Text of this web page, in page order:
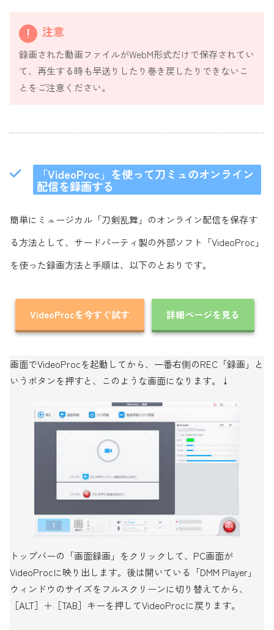
注意
録画された動画ファイルがWebM形式だけで保存されてい
て、再生する時も早送りしたり巻き戻したりできないこ
とをご注意ください。
「VideoProc」を使って刀ミュのオンライン
配信を録画する
簡単にミュージカル「刀剣乱舞」のオンライン配信を保存す
る方法として、サードパーティ製の外部ソフト「VideoProc」
を使った録画方法と手順は、以下のとおりです。
VideoProcを今すぐ試す 詳細ページを見る
画面でVideoProcを起動してから、一番右側のREC「録画」と
いうボタンを押すと、このような画面になります。↓
トップバーの「画面録画」をクリックして、PC画面が
VideoProcに映り出します。後は開いている「DMM Player」
ウィンドウのサイズをフルスクリーンに切り替えてから、
［ALT］＋［TAB］キーを押してVideoProcに戻ります。